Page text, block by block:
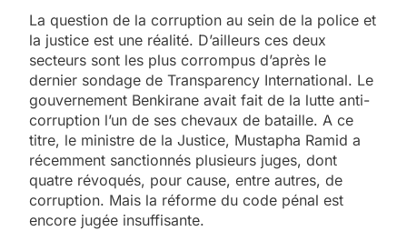
La question de la corruption au sein de la police et
la justice est une réalité. D’ailleurs ces deux
secteurs sont les plus corrompus d’après le
dernier sondage de Transparency International. Le
gouvernement Benkirane avait fait de la lutte anti-
corruption l’un de ses chevaux de bataille. A ce
titre, le ministre de la Justice, Mustapha Ramid a
récemment sanctionnés plusieurs juges, dont
quatre révoqués, pour cause, entre autres, de
corruption. Mais la réforme du code pénal est
encore jugée insuffisante.